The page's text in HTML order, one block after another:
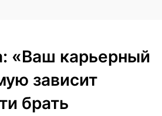
«Ваш карьерный
зависит
брать